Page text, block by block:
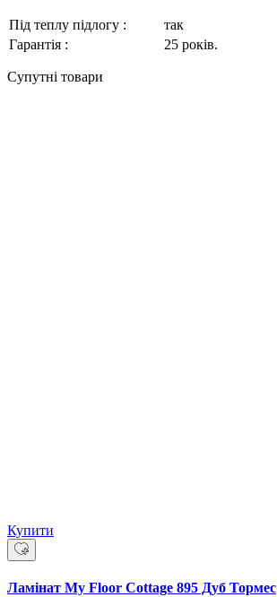
Під теплу підлогу :
так
Гарантія :
25 років.
Супутні товари
Купити
Ламінат My Floor Cottage 895 Дуб Тормес